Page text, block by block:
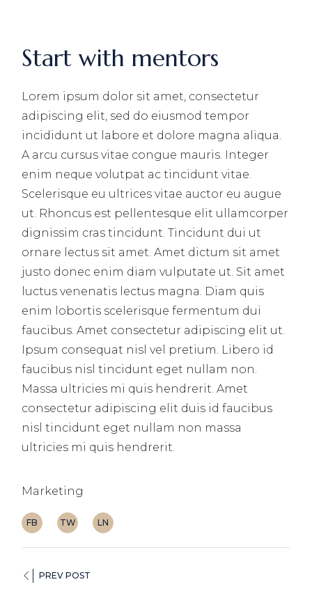
Start with mentors
Lorem ipsum dolor sit amet, consectetur
adipiscing elit, sed do eiusmod tempor
incididunt ut labore et dolore magna aliqua.
A arcu cursus vitae congue mauris. Integer
enim neque volutpat ac tincidunt vitae.
Scelerisque eu ultrices vitae auctor eu augue
ut. Rhoncus est pellentesque elit ullamcorper
dignissim cras tincidunt. Tincidunt dui ut
ornare lectus sit amet. Amet dictum sit amet
justo donec enim diam vulputate ut. Sit amet
luctus venenatis lectus magna. Diam quis
enim lobortis scelerisque fermentum dui
faucibus. Amet consectetur adipiscing elit ut.
Ipsum consequat nisl vel pretium. Libero id
faucibus nisl tincidunt eget nullam non.
Massa ultricies mi quis hendrerit. Amet
consectetur adipiscing elit duis id faucibus
nisl tincidunt eget nullam non massa
ultricies mi quis hendrerit.
Marketing
FB TW LN
PREV POST